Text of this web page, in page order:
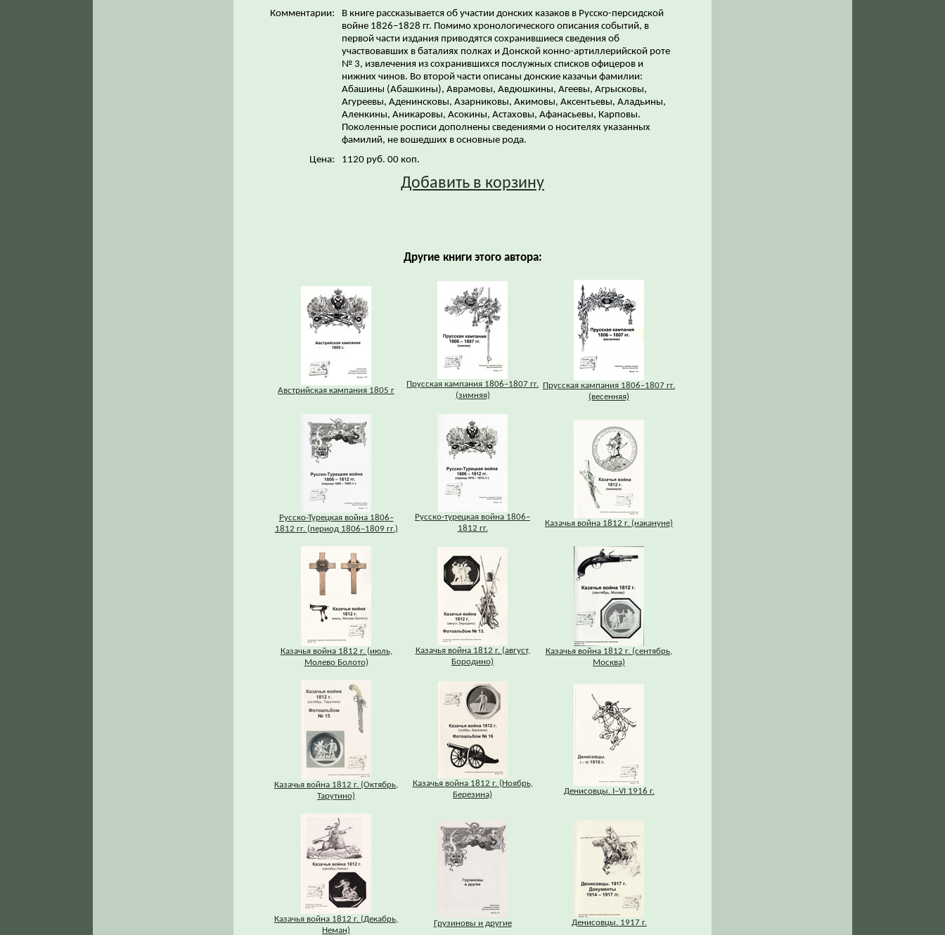
Комментарии:
В книге рассказывается об участии донских казаков в Русско-персидской
войне 1826–1828 гг. Помимо хронологического описания событий, в
первой части издания приводятся сохранившиеся сведения об
участвовавших в баталиях полках и Донской конно-артиллерийской роте
№ 3, извлечения из сохранившихся послужных списков офицеров и
нижних чинов. Во второй части описаны донские казачьи фамилии:
Абашины (Абашкины), Аврамовы, Авдюшкины, Агеевы, Агрысковы,
Агуреевы, Аденинсковы, Азарниковы, Акимовы, Аксентьевы, Аладьины,
Аленкины, Аникаровы, Асокины, Астаховы, Афанасьевы, Карповы.
Поколенные росписи дополнены сведениями о носителях указанных
фамилий, не вошедших в основные рода.
Цена:
1120 руб. 00 коп.
Добавить в корзину
Другие книги этого автора:
Австрийская кампания 1805 г
Прусская кампания 1806–1807 гг.
(зимняя)
Прусская кампания 1806–1807 гг.
(весенняя)
Русско-Турецкая война 1806–
1812 гг. (период 1806–1809 гг.)
Русско-турецкая война 1806–
1812 гг.
Казачья война 1812 г. (накануне)
Казачья война 1812 г. (июль,
Молево Болото)
Казачья война 1812 г. (август,
Бородино)
Казачья война 1812 г. (сентябрь,
Москва)
Казачья война 1812 г. (Октябрь,
Тарутино)
Казачья война 1812 г. (Ноябрь,
Березина)
Денисовцы. I–VI 1916 г.
Казачья война 1812 г. (Декабрь,
Неман)
Грузиновы и другие Денисовцы. 1917 г.